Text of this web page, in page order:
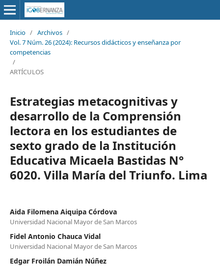
Inicio / Archivos /
Vol. 7 Núm. 26 (2024): Recursos didácticos y enseñanza por
competencias
/
ARTÍCULOS
Estrategias metacognitivas y
desarrollo de la Comprensión
lectora en los estudiantes de
sexto grado de la Institución
Educativa Micaela Bastidas N°
6020. Villa María del Triunfo. Lima
Aida Filomena Aiquipa Córdova
Universidad Nacional Mayor de San Marcos
Fidel Antonio Chauca Vidal
Universidad Nacional Mayor de San Marcos
Edgar Froilán Damián Núñez